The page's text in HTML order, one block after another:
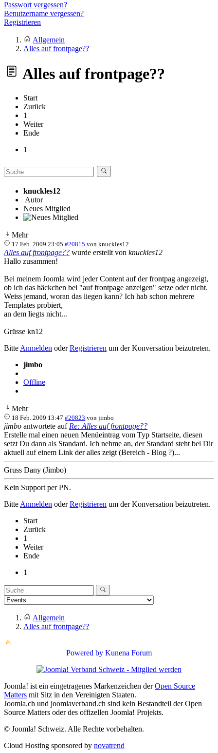
Passwort vergessen?
Benutzername vergessen?
Registrieren
Allgemein
Alles auf frontpage??
Alles auf frontpage??
Start
Zurück
1
Weiter
Ende
1
knuckles12
Autor
Neues Mitglied
Mehr
17 Feb. 2009 23:05 #20815 vonknuckles12
Alles auf frontpage?? wurde erstellt von knuckles12
Hallo zusammen!
Bei meinem Joomla wird jeder Content auf der frontpag angezeigt,
ob ich das häckchen bei "auf frontpage anzeigen" setze oder nicht.
Weiss jemand, woran das liegen kann? Ich hab schon mehrere
Templates probiert,
an dem liegts nicht...
Grüsse kn12
Bitte Anmelden oderRegistrieren um der Konversation beizutreten.
jimbo
Offline
Mehr
18 Feb. 2009 13:47 #20823 vonjimbo
jimbo antwortete auf Re: Alles auf frontpage??
Erstelle mal einen neuen Menüeintrag vom Typ Startseite, diesen
setzt Du dann als Standard. Ich nehme an, der Standard steht bei Dir
aktuell auf einem Link der alles zeigt (Bereich - Blog ?)...
Gruss Dany (Jimbo)
Kein Support per PN.
Bitte Anmelden oderRegistrieren um der Konversation beizutreten.
Start
Zurück
1
Weiter
Ende
1
Allgemein
Alles auf frontpage??
Powered by Kunena Forum
Joomla! ist ein eingetragenes Markenzeichen derOpen Source
Matters mit Sitz in den Vereinigten Staaten.
Joomla.ch und joomlaverband.ch sind kein Bestandteil der Open
Source Matters oder des offizellen Joomla! Projekts.
© Joomla! Schweiz. Alle Rechte vorbehalten.
Cloud Hosting sponsored by novatrend